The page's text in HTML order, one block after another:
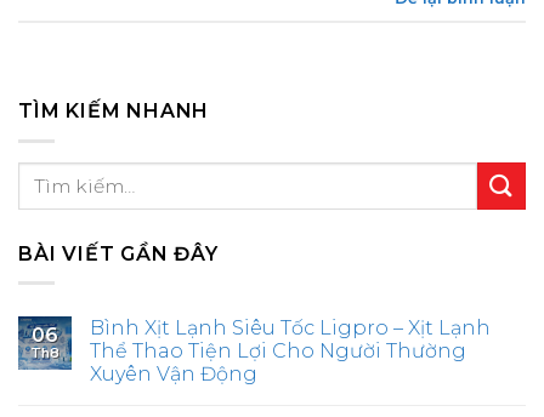
TÌM KIẾM NHANH
BÀI VIẾT GẦN ĐÂY
06
Th8
Bình Xịt Lạnh Siêu Tốc Ligpro – Xịt Lạnh
Thể Thao Tiện Lợi Cho Người Thường
Xuyên Vận Động